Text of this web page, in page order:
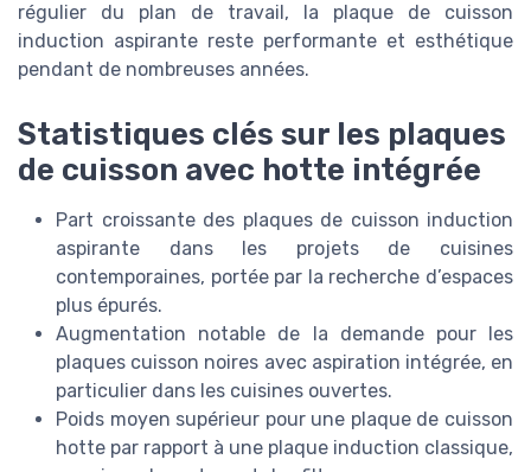
régulier du plan de travail, la plaque de cuisson
induction aspirante reste performante et esthétique
pendant de nombreuses années.
Statistiques clés sur les plaques
de cuisson avec hotte intégrée
Part croissante des plaques de cuisson induction
aspirante dans les projets de cuisines
contemporaines, portée par la recherche d’espaces
plus épurés.
Augmentation notable de la demande pour les
plaques cuisson noires avec aspiration intégrée, en
particulier dans les cuisines ouvertes.
Poids moyen supérieur pour une plaque de cuisson
hotte par rapport à une plaque induction classique,